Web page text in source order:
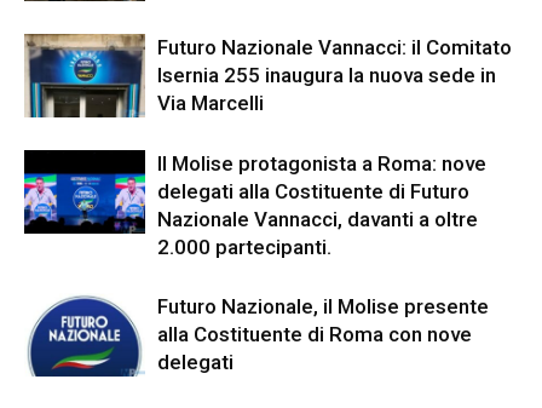
Futuro Nazionale Vannacci: il Comitato
Isernia 255 inaugura la nuova sede in
Via Marcelli
Il Molise protagonista a Roma: nove
delegati alla Costituente di Futuro
Nazionale Vannacci, davanti a oltre
2.000 partecipanti.
Futuro Nazionale, il Molise presente
alla Costituente di Roma con nove
delegati